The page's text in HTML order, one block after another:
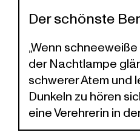
Der schönste
„Wenn
der Nachtlampe
schwerer Atem und
Dunkeln zu hören
eine Verehrerin in